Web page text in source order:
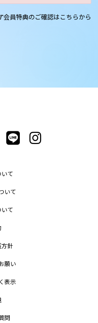
会員特典のご確認はこちらから
て
いて
て
方針
願い
表示
問